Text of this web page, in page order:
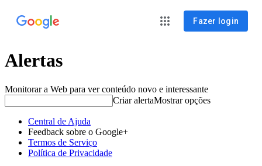
Fazer login
Alertas
Monitorar a Web para ver conteúdo novo e interessante
Criar alertaMostrar opções
Central de Ajuda
Feedback sobre o Google+
Termos de Serviço
Política de Privacidade